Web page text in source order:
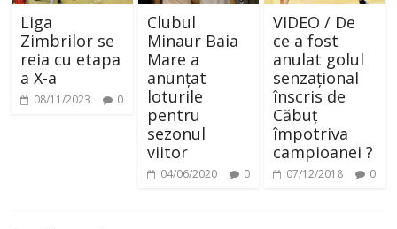
Liga
Zimbrilor se
reia cu etapa
a X-a
08/11/2023 0
Clubul
Minaur Baia
Mare a
anunțat
loturile
pentru
sezonul
viitor
04/06/2020 0
VIDEO / De
ce a fost
anulat golul
senzațional
înscris de
Căbuț
împotriva
campioanei ?
07/12/2018 0